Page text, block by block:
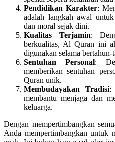
Pendidikan Karakter:
adalah langkah awal
dan moral sejak dini.
Kualitas Terjamin:
berkualitas, Al Quran ini
digunakan selama bertahun-
Sentuhan Personal:
memberikan sentuhan
Quran unik.
Membudayakan Tradisi:
membantu menjaga dan
keluarga.
Dengan mempertimbangkan
Anda mempertimbangkan untuk